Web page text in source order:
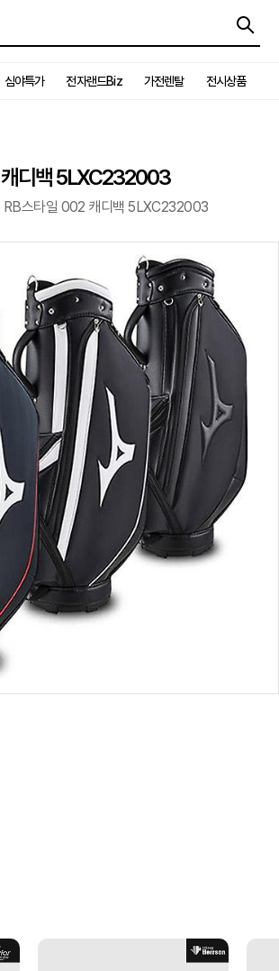
심야특가 전자랜드Biz 가전렌탈 전시상품
디백 5LXC232003
RB스타일 002 캐디백 5LXC232003